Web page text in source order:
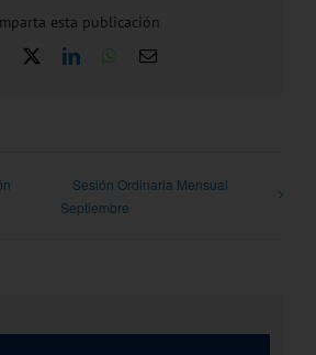
esta publicación
Facebook LinkedInWhatsApp
Correo
Sesión Ordinaria Mensual
Septiembre